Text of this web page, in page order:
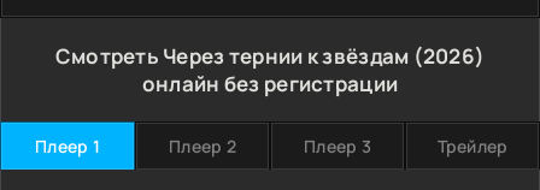
Смотреть Через тернии к звёздам (2026)
онлайн без регистрации
Плеер 1 Плеер 2 Плеер 3 Трейлер